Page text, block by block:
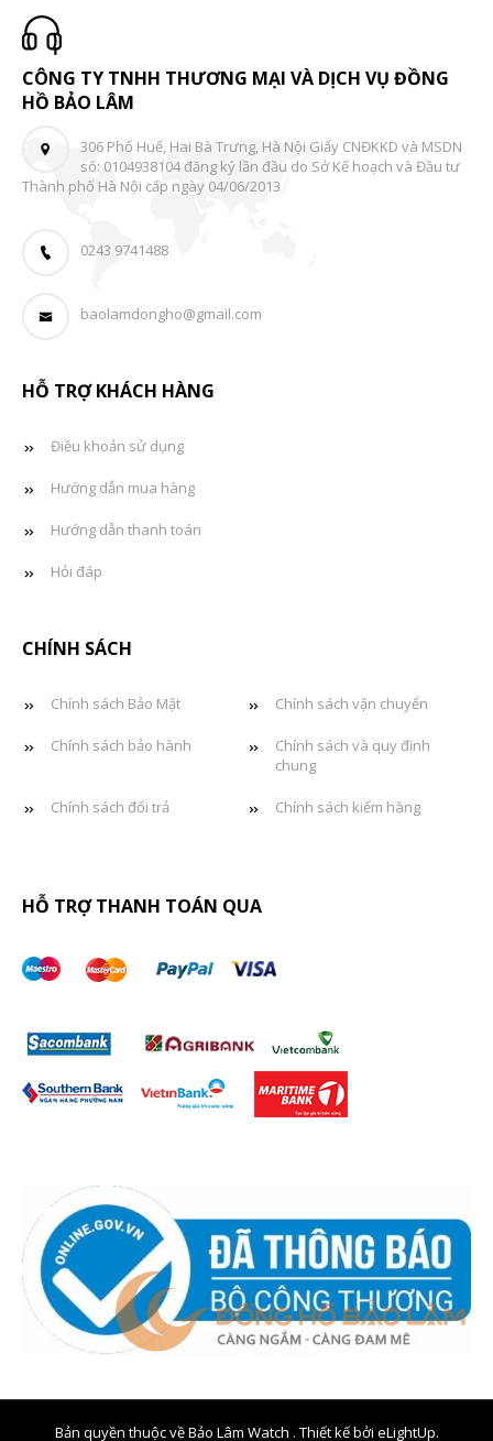
CÔNG TY TNHH THƯƠNG MẠI VÀ DỊCH VỤ ĐỒNG
HỒ BẢO LÂM
306 Phố Huế, Hai Bà Trưng, Hà Nội Giấy CNĐKKD và MSDN
số: 0104938104 đăng ký lần đầu do Sở Kế hoạch và Đầu tư
Thành phố Hà Nội cấp ngày 04/06/2013
0243 9741488
baolamdongho@gmail.com
HỖ TRỢ KHÁCH HÀNG
Điều khoản sử dụng
Hướng dẫn mua hàng
Hướng dẫn thanh toán
Hỏi đáp
CHÍNH SÁCH
Chính sách Bảo Mật Chính sách vận chuyển
Chính sách bảo hành
Chính sách và quy định
chung
Chính sách đổi trả Chính sách kiểm hàng
HỖ TRỢ THANH TOÁN QUA
Bản quyền thuộc về Bảo Lâm Watch . Thiết kế bởi eLightUp.